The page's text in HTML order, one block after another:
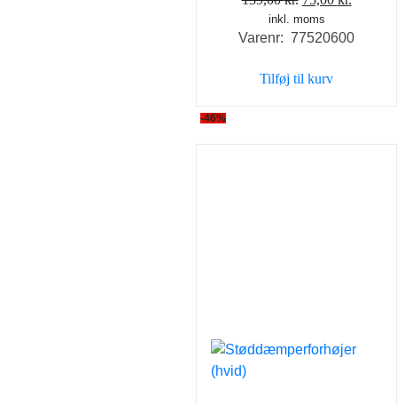
oprindelige
pris
139,00 kr..
pris
inkl. moms
Varenr: 77520600
Tilføj til kurv
-46%